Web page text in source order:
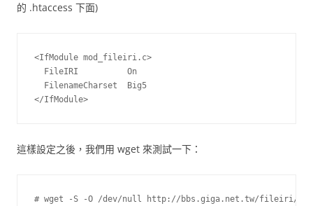
的 .htaccess 下面)
<IfModule mod_fileiri.c>
  FileIRI          On
  FilenameCharset  Big5
</IfModule>
這樣設定之後，我們用 wget 來測試一下：
# wget -S -O /dev/null http://bbs.giga.net.tw/fileiri/中